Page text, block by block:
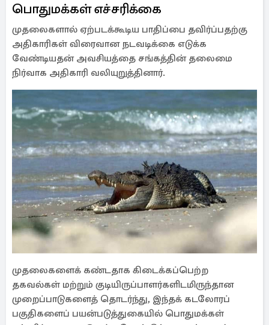
பொதுமக்கள் எச்சரிக்கை
முதலைகளால் ஏற்படக்கூடிய பாதிப்பை தவிர்ப்பதற்கு
அதிகாரிகள் விரைவான நடவடிக்கை எடுக்க
வேண்டியதன் அவசியத்தை சங்கத்தின் தலைமை
நிர்வாக அதிகாரி வலியுறுத்தினார்.
முதலைகளைக் கண்டதாக கிடைக்கப்பெற்ற
தகவல்கள் மற்றும் குடியிருப்பாளர்களிடமிருந்தான
முறைப்பாடுகளைத் தொடர்ந்து, இந்தக் கடலோரப்
பகுதிகளைப் பயன்படுத்துகையில் பொதுமக்கள்